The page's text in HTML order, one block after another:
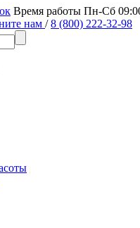
Время работы Пн-Сб
нам / 8 (800) 222-32-98